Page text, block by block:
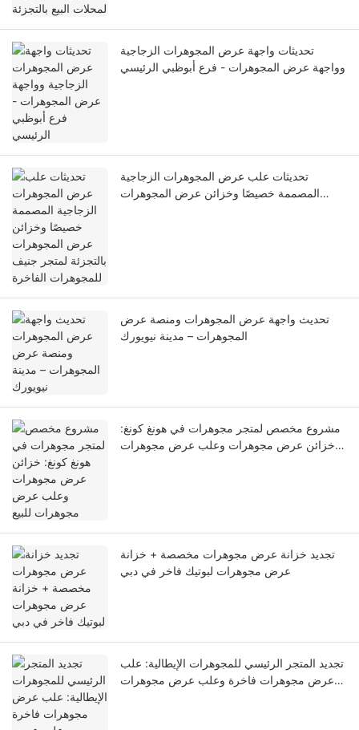
تحديثات واجهة عرض المجوهرات الزجاجية
وواجهة عرض المجوهرات - فرع أبوظبي الرئيسي
تحديثات علب عرض المجوهرات الزجاجية
المصممة خصيصًا وخزائن عرض المجوهرات
تحديث واجهة عرض المجوهرات ومنصة عرض
المجوهرات – مدينة نيويورك
مشروع مخصص لمتجر مجوهرات في هونغ كونغ:
خزائن عرض مجوهرات وعلب عرض مجوهرات
تجديد خزانة عرض مجوهرات مخصصة + خزانة
عرض مجوهرات لبوتيك فاخر في دبي
تجديد المتجر الرئيسي للمجوهرات الإيطالية: علب
عرض مجوهرات فاخرة وعلب عرض مجوهرات